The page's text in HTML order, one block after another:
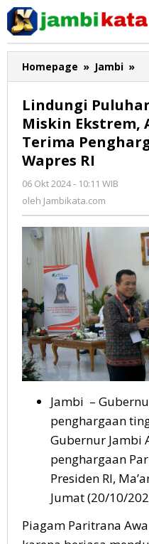
Lewati
konten
Homepage » Jambi »
Lindungi
Miskin Ekstrem,
Terima
Wapres RI
06 Okt 2024 - 10:11 WIB
oleh Jambikata.com
Jambi –
penghargaan
Gubernur Jambi
penghargaan
Presiden RI,
Jumat (20/10/
Piagam Paritrana